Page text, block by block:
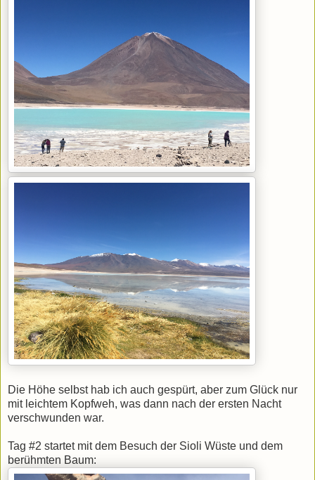
Die Höhe selbst hab ich auch gespürt, aber zum Glück nur
mit leichtem Kopfweh, was dann nach der ersten Nacht
verschwunden war.
Tag #2 startet mit dem Besuch der Sioli Wüste und dem
berühmten Baum: